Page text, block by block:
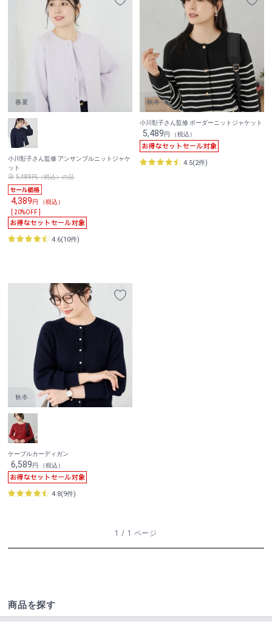
小川彰子さん監修 アンサンブルニットジャケ
ット
5,489円（税込）の品
4,389円 （税込）
[ 20%OFF ]
4.6(10件)
小川彰子さん監修 ボーダーニットジャケット
5,489円 （税込）
4.5(2件)
ケーブルカーディガン
6,589円 （税込）
4.8(9件)
1 / 1 ページ
商品を探す